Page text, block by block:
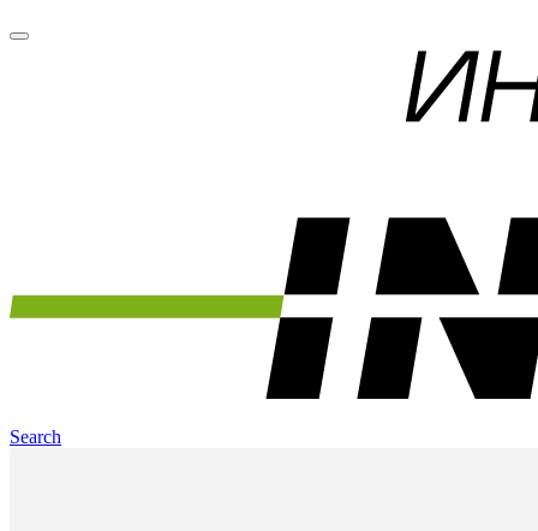
Search